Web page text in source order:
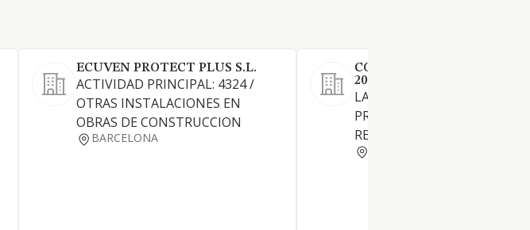
ECUVEN PROTECT PLUS S.L.
ACTIVIDAD PRINCIPAL: 4324 /
OTRAS INSTALACIONES EN
OBRAS DE CONSTRUCCION
BARCELONA
CONSTRUCCIONES
2010 SL
LA CONSTRUCCION,
PROMOCION,
REFORMA DE INMUEBLES.